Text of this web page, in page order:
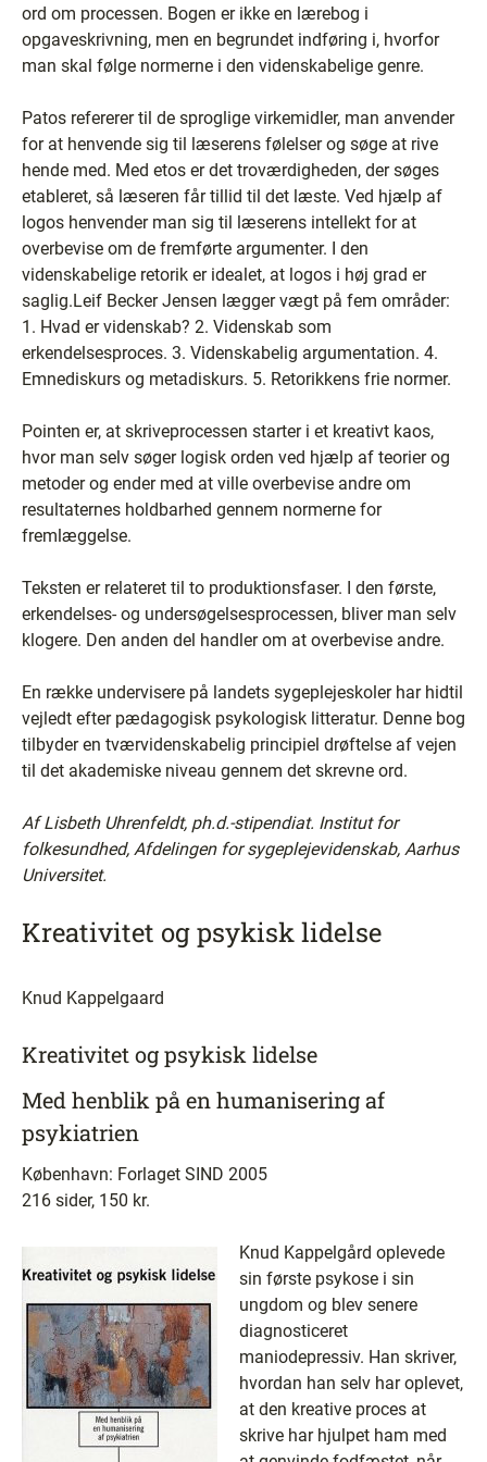
ord om processen. Bogen er ikke en lærebog i
opgaveskrivning, men en begrundet indføring i, hvorfor
man skal følge normerne i den videnskabelige genre.
Patos refererer til de sproglige virkemidler, man anvender
for at henvende sig til læserens følelser og søge at rive
hende med. Med etos er det troværdigheden, der søges
etableret, så læseren får tillid til det læste. Ved hjælp af
logos henvender man sig til læserens intellekt for at
overbevise om de fremførte argumenter. I den
videnskabelige retorik er idealet, at logos i høj grad er
saglig.Leif Becker Jensen lægger vægt på fem områder:
1. Hvad er videnskab? 2. Videnskab som
erkendelsesproces. 3. Videnskabelig argumentation. 4.
Emnediskurs og metadiskurs. 5. Retorikkens frie normer.
Pointen er, at skriveprocessen starter i et kreativt kaos,
hvor man selv søger logisk orden ved hjælp af teorier og
metoder og ender med at ville overbevise andre om
resultaternes holdbarhed gennem normerne for
fremlæggelse.
Teksten er relateret til to produktionsfaser. I den første,
erkendelses- og undersøgelsesprocessen, bliver man selv
klogere. Den anden del handler om at overbevise andre.
En række undervisere på landets sygeplejeskoler har hidtil
vejledt efter pædagogisk psykologisk litteratur. Denne bog
tilbyder en tværvidenskabelig principiel drøftelse af vejen
til det akademiske niveau gennem det skrevne ord.
Af Lisbeth Uhrenfeldt, ph.d.-stipendiat. Institut for
folkesundhed, Afdelingen for sygeplejevidenskab, Aarhus
Universitet.
Kreativitet og psykisk lidelse
Knud Kappelgaard
Kreativitet og psykisk lidelse
Med henblik på en humanisering af
psykiatrien
København: Forlaget SIND 2005
216 sider, 150 kr.
Knud Kappelgård oplevede
sin første psykose i sin
ungdom og blev senere
diagnosticeret
maniodepressiv. Han skriver,
hvordan han selv har oplevet,
at den kreative proces at
skrive har hjulpet ham med